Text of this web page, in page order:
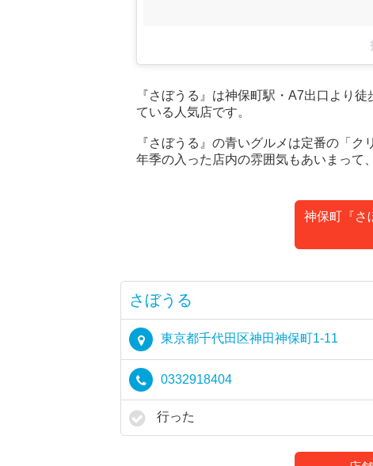
『さぼうる』は神保町駅・A7出口より
ている人気店です。
『さぼうる』の青いグルメは定番の「ク
年季の入った店内の雰囲気もあいまって
神保町『さ
さぼうる
東京都千代田区神田神保町1-11
0332918404
行った